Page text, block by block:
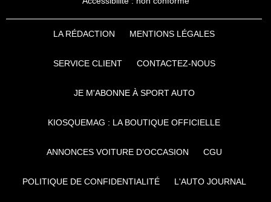
LA RÉDACTION MENTIONS LÉGALES
SERVICE CLIENT CONTACTEZ-NOUS
JE M'ABONNE À SPORT AUTO
KIOSQUEMAG : LA BOUTIQUE OFFICIELLE
ANNONCES VOITURE D’OCCASION CGU
POLITIQUE DE CONFIDENTIALITÉ L'AUTO JOURNAL